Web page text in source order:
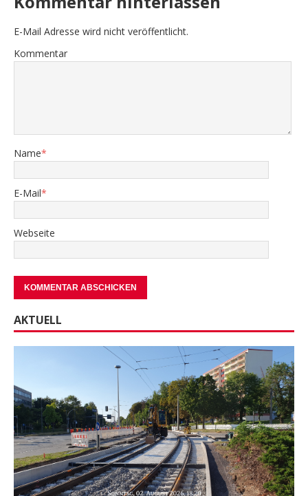
E-Mail Adresse wird nicht veröffentlicht.
Kommentar
Name*
E-Mail*
Webseite
AKTUELL